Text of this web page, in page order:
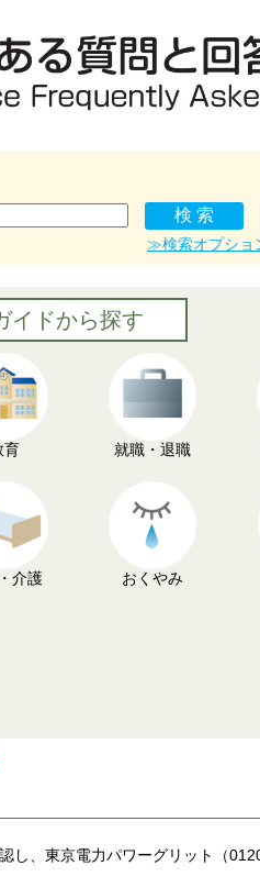
≫検索オプショ
イドから探す
育 就職・退職
介護 おくやみ
し、東京電力パワーグリット（